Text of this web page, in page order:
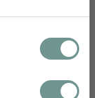
afname